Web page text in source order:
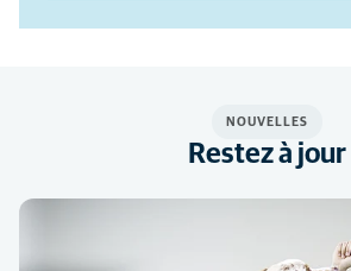
NOUVELLES
Restez à jour